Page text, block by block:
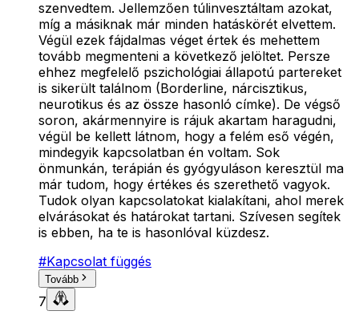
szenvedtem. Jellemzően túlinvesztáltam azokat,
míg a másiknak már minden hatáskörét elvettem.
Végül ezek fájdalmas véget értek és mehettem
tovább megmenteni a következő jelöltet. Persze
ehhez megfelelő pszichológiai állapotú partereket
is sikerült találnom (Borderline, nárcisztikus,
neurotikus és az össze hasonló címke). De végső
soron, akármennyire is rájuk akartam haragudni,
végül be kellett látnom, hogy a felém eső végén,
mindegyik kapcsolatban én voltam. Sok
önmunkán, terápián és gyógyuláson keresztül ma
már tudom, hogy értékes és szerethető vagyok.
Tudok olyan kapcsolatokat kialakítani, ahol merek
elvárásokat és határokat tartani. Szívesen segítek
is ebben, ha te is hasonlóval küzdesz.
#Kapcsolat függés
Tovább
7